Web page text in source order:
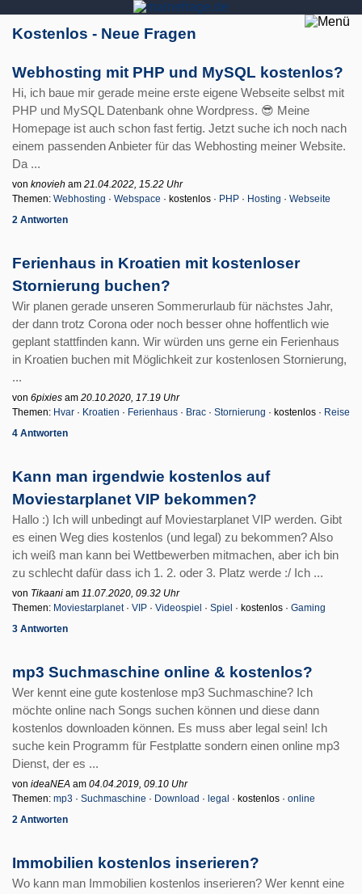
Kostenlos - Neue Fragen
Webhosting mit PHP und MySQL kostenlos?
Hi, ich baue mir gerade meine erste eigene Webseite selbst mit
PHP und MySQL Datenbank ohne Wordpress. 😎 Meine
Homepage ist auch schon fast fertig. Jetzt suche ich noch nach
einem passenden Anbieter für das Webhosting meiner Website.
Da ...
von knovieh am 21.04.2022, 15.22 Uhr
Themen: Webhosting · Webspace · kostenlos · PHP · Hosting · Webseite
2 Antworten
Ferienhaus in Kroatien mit kostenloser
Stornierung buchen?
Wir planen gerade unseren Sommerurlaub für nächstes Jahr,
der dann trotz Corona oder noch besser ohne hoffentlich wie
geplant stattfinden kann. Wir würden uns gerne ein Ferienhaus
in Kroatien buchen mit Möglichkeit zur kostenlosen Stornierung,
...
von 6pixies am 20.10.2020, 17.19 Uhr
Themen: Hvar · Kroatien · Ferienhaus · Brac · Stornierung · kostenlos · Reise
4 Antworten
Kann man irgendwie kostenlos auf
Moviestarplanet VIP bekommen?
Hallo :) Ich will unbedingt auf Moviestarplanet VIP werden. Gibt
es einen Weg dies kostenlos (und legal) zu bekommen? Also
ich weiß man kann bei Wettbewerben mitmachen, aber ich bin
zu schlecht dafür dass ich 1. 2. oder 3. Platz werde :/ Ich ...
von Tikaani am 11.07.2020, 09.32 Uhr
Themen: Moviestarplanet· VIP · Videospiel · Spiel · kostenlos · Gaming
3 Antworten
mp3 Suchmaschine online & kostenlos?
Wer kennt eine gute kostenlose mp3 Suchmaschine? Ich
möchte online nach Songs suchen können und diese dann
kostenlos downloaden können. Es muss aber legal sein! Ich
suche kein Programm für Festplatte sondern einen online mp3
Dienst, der es ...
von ideaNEA am 04.04.2019, 09.10 Uhr
Themen: mp3 · Suchmaschine · Download · legal · kostenlos · online
2 Antworten
Immobilien kostenlos inserieren?
Wo kann man Immobilien kostenlos inserieren? Wer kennt eine